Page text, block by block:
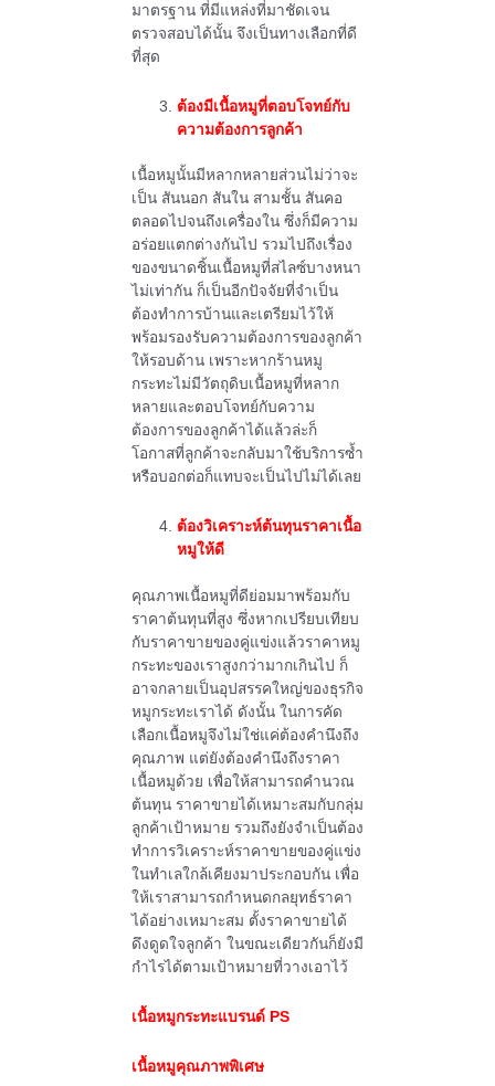
มาตรฐาน ที่มีแหล่งที่มาชัดเจน
ตรวจสอบได้นั้น จึงเป็นทางเลือกที่ดี
ที่สุด
ต้องมีเนื้อหมูที่ตอบโจทย์กับ
ความต้องการลูกค้า
เนื้อหมูนั้นมีหลากหลายส่วนไม่ว่าจะ
เป็น สันนอก สันใน สามชั้น สันคอ
ตลอดไปจนถึงเครื่องใน ซึ่งก็มีความ
อร่อยแตกต่างกันไป รวมไปถึงเรื่อง
ของขนาดชิ้นเนื้อหมูที่สไลซ์บางหนา
ไม่เท่ากัน ก็เป็นอีกปัจจัยที่จำเป็น
ต้องทำการบ้านและเตรียมไว้ให้
พร้อมรองรับความต้องการของลูกค้า
ให้รอบด้าน เพราะหากร้านหมู
กระทะไม่มีวัตถุดิบเนื้อหมูที่หลาก
หลายและตอบโจทย์กับความ
ต้องการของลูกค้าได้แล้วล่ะก็
โอกาสที่ลูกค้าจะกลับมาใช้บริการซ้ำ
หรือบอกต่อก็แทบจะเป็นไปไม่ได้เลย
ต้องวิเคราะห์ต้นทุนราคาเนื้อ
หมูให้ดี
คุณภาพเนื้อหมูที่ดีย่อมมาพร้อมกับ
ราคาต้นทุนที่สูง ซึ่งหากเปรียบเทียบ
กับราคาขายของคู่แข่งแล้วราคาหมู
กระทะของเราสูงกว่ามากเกินไป ก็
อาจกลายเป็นอุปสรรคใหญ่ของธุรกิจ
หมูกระทะเราได้ ดังนั้น ในการคัด
เลือกเนื้อหมูจึงไม่ใช่แค่ต้องคำนึงถึง
คุณภาพ แต่ยังต้องคำนึงถึงราคา
เนื้อหมูด้วย เพื่อให้สามารถคำนวณ
ต้นทุน ราคาขายได้เหมาะสมกับกลุ่ม
ลูกค้าเป้าหมาย รวมถึงยังจำเป็นต้อง
ทำการวิเคราะห์ราคาขายของคู่แข่ง
ในทำเลใกล้เคียงมาประกอบกัน เพื่อ
ให้เราสามารถกำหนดกลยุทธ์ราคา
ได้อย่างเหมาะสม ตั้งราคาขายได้
ดึงดูดใจลูกค้า ในขณะเดียวกันก็ยังมี
กำไรได้ตามเป้าหมายที่วางเอาไว้
เนื้อหมูกระทะแบรนด์ PS
เนื้อหมูคุณภาพพิเศษ